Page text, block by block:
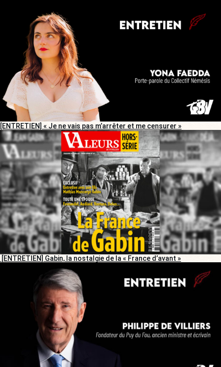
[ENTRETIEN] « Je ne vais pas m’arrêter et me censurer »
[ENTRETIEN] Gabin, la nostalgie de la « France d’avant »